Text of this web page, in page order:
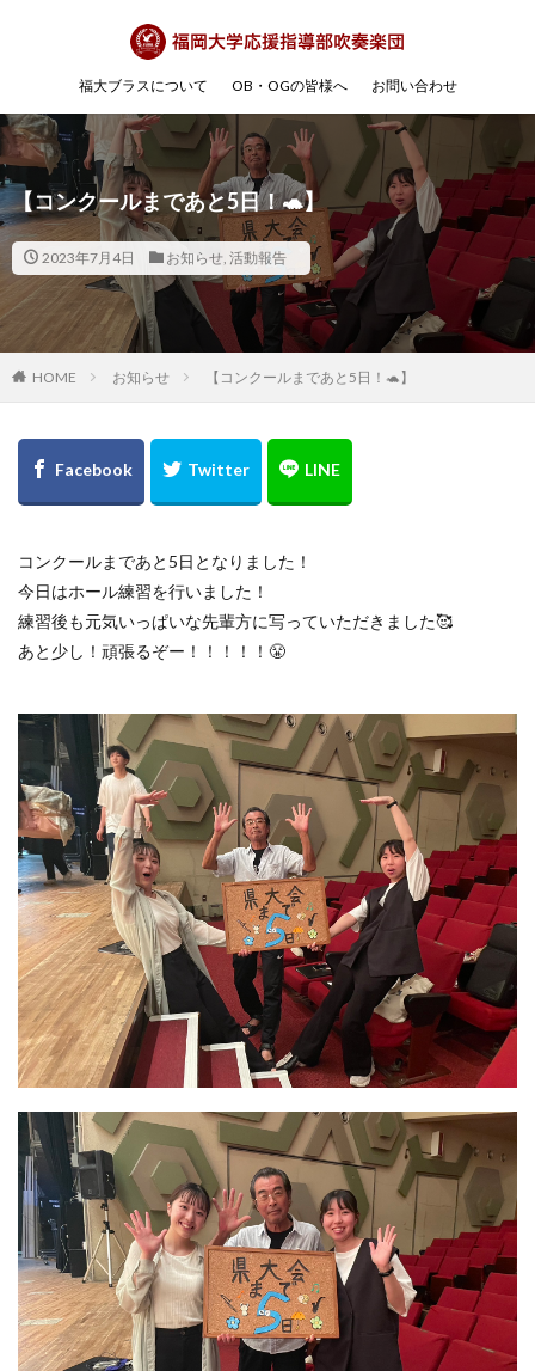
福大ブラスについて OB・OGの皆様へ お問い合わせ
【コンクールまであと5日！🐢】
2023年7月4日 お知らせ, 活動報告
HOME お知らせ 【コンクールまであと5日！🐢】
コンクールまであと5日となりました！
今日はホール練習を行いました！
練習後も元気いっぱいな先輩方に写っていただきました🥰
あと少し！頑張るぞー！！！！！😤